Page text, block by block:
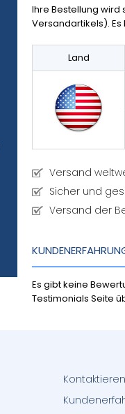
Ihre Bestellung wird
Versandartikels). Es
Land
Versand
Sicher und
Versand der
Es gibt keine
Testimonials Seite